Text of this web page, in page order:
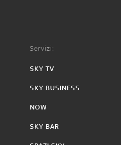
Servizi:
SKY TV
SKY BUSINESS
NOW
SKY BAR